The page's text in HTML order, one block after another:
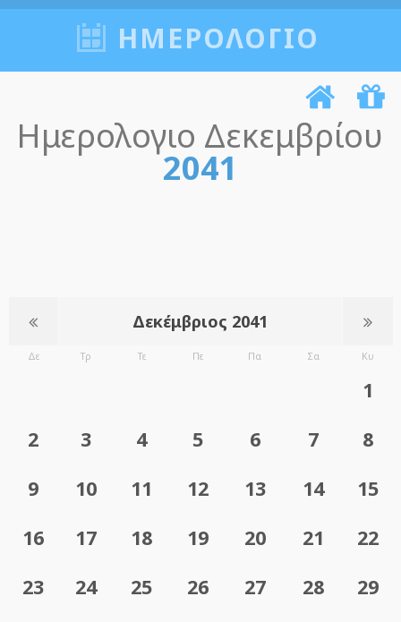
ΗΜΕΡΟΛΟΓΙΟ
Ημερολογιο Δεκεμβρίου
2041
Δεκέμβριος 2041
Δε Τρ Τε Πε Πα Σα Κυ
1
2
3 4 5 6 7
8
9
10 11 12 13 14
15
16
17 18 19 20 21
22
23
24 25 26 27 28
29